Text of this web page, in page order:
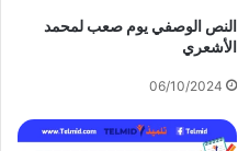
النص الوصفي يوم صعب لمحمد
الأشعري
06/10/2024